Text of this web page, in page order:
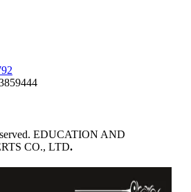
EDUCATION AND
CO., LTD.